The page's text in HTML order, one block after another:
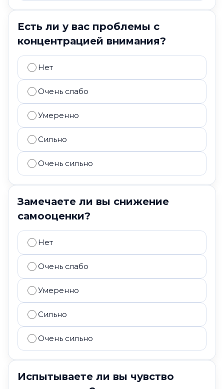
Есть ли у вас проблемы с
концентрацией внимания?
Нет
Очень слабо
Умеренно
Сильно
Очень сильно
Замечаете ли вы снижение
самооценки?
Нет
Очень слабо
Умеренно
Сильно
Очень сильно
Испытываете ли вы чувство